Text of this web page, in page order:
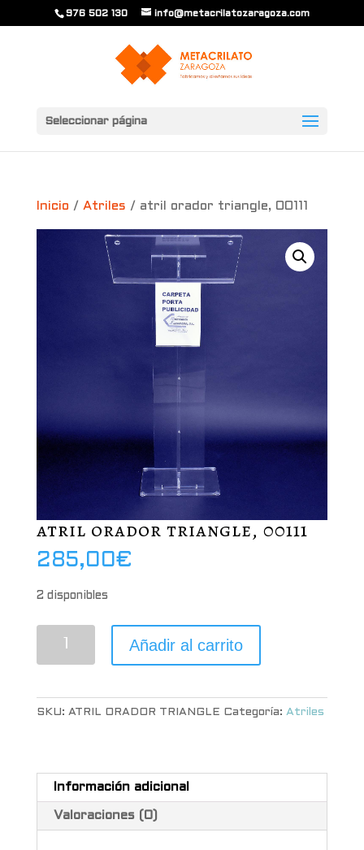
976 502 130 info@metacrilatozaragoza.com
Seleccionar página
Inicio / Atriles / atril orador triangle, 00111
atril orador triangle, 00111
285,00€
2 disponibles
orador
cantidad
Añadir al carrito
SKU: ATRIL ORADOR TRIANGLE Categoría: Atriles
Información adicional
Valoraciones (0)